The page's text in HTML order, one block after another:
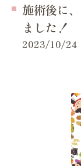
施術後に
ました！
2023/10/24